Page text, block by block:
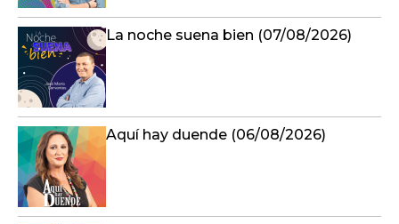
La noche suena bien (07/08/2026)
Aquí hay duende (06/08/2026)